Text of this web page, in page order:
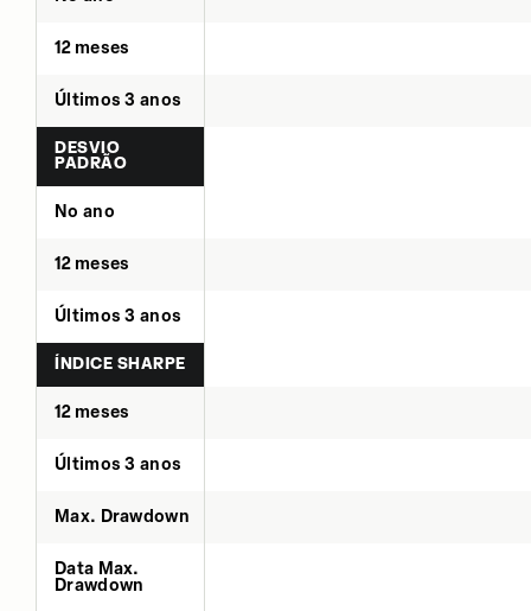
12 meses
Últimos 3 anos
DESVIO
PADRÃO
No ano
12 meses
Últimos 3 anos
ÍNDICE SHARPE
12 meses
Últimos 3 anos
Max. Drawdown
Data Max.
Drawdown